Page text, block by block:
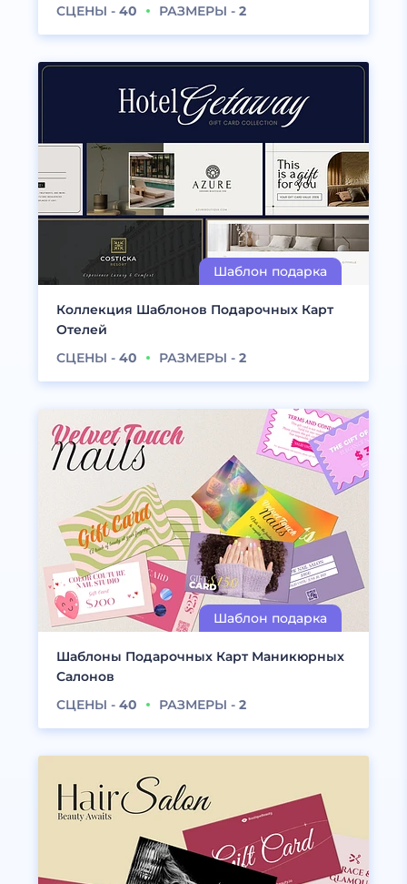
СЦЕНЫ - 40 РАЗМЕРЫ - 2
Коллекция Шаблонов Подарочных Карт
Отелей
СЦЕНЫ - 40 РАЗМЕРЫ - 2
Шаблоны Подарочных Карт Маникюрных
Салонов
СЦЕНЫ - 40 РАЗМЕРЫ - 2